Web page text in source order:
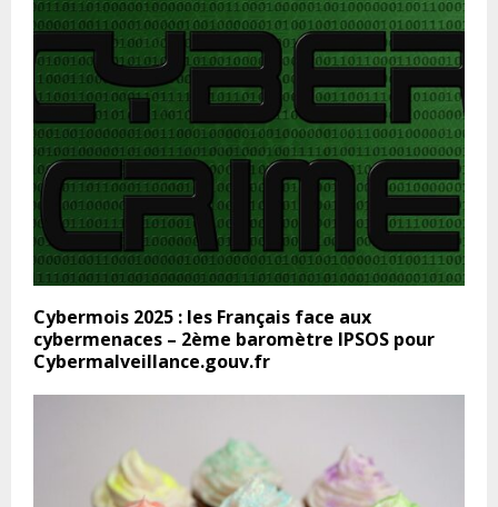
Cybermois 2025 : les Français face aux
cybermenaces – 2ème baromètre IPSOS pour
Cybermalveillance.gouv.fr